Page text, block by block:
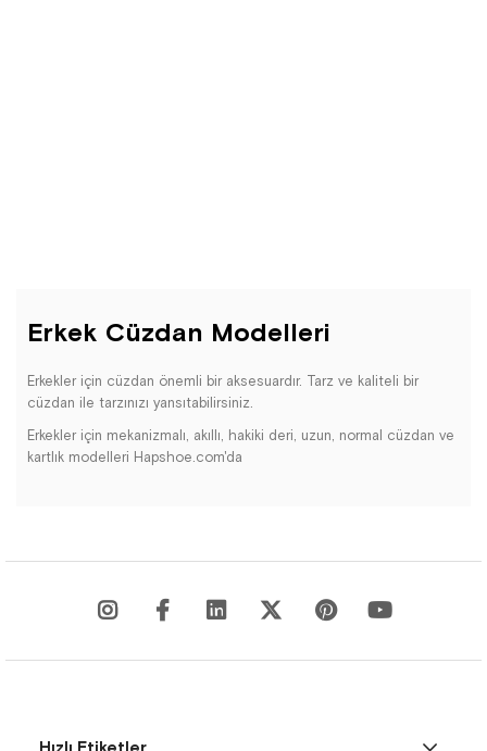
Erkek Cüzdan Modelleri
Erkekler için cüzdan önemli bir aksesuardır. Tarz ve kaliteli bir
cüzdan ile tarzınızı yansıtabilirsiniz.
Erkekler için mekanizmalı, akıllı, hakiki deri, uzun, normal cüzdan ve
kartlık modelleri Hapshoe.com'da
pratik bir dokunuş katıyor. Kaliteli malzemeler ve özenli tasarımlarla
zamanda şıklığınızı tamamlayan özel parçalardır.
alanlarıyla fonksiyonellik sunar.
Hızlı Etiketler